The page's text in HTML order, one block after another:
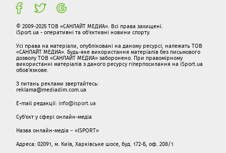
© 2009-2025 ТОВ «САНЛАЙТ МЕДИА». Всі права захищені.
iSport.ua - оперативні та об'єктивні новини спорту.
Усі права на матеріали, опубліковані на даному ресурсі, належать ТОВ
«САНЛАЙТ МЕДИА». Будь-яке використання матеріалів без письмового
дозволу ТОВ «САНЛАЙТ МЕДИА» заборонено. При правомірному
використанні матеріалів з даного ресурсу гіперпосилання на iSport.ua
обов'язкове.
З питань реклами звертайтесь:
reklama@mediadim.com.ua
E-mail редакції: info@isport.ua
Суб'єкт у сфері онлайн-медіа
Назва онлайн-медіа – «ISPORT»
Адреса: 02091, м. Київ, Харківське шосе, буд. 172-Б, оф. 208/1